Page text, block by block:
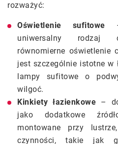
rozważyć:
Oświetlenie sufitowe
uniwersalny rodzaj
równomierne oświetlenie
jest szczególnie istotne w
lampy sufitowe o
wilgoć.
Kinkiety łazienkowe –
jako dodatkowe
montowane przy
czynności, takie jak